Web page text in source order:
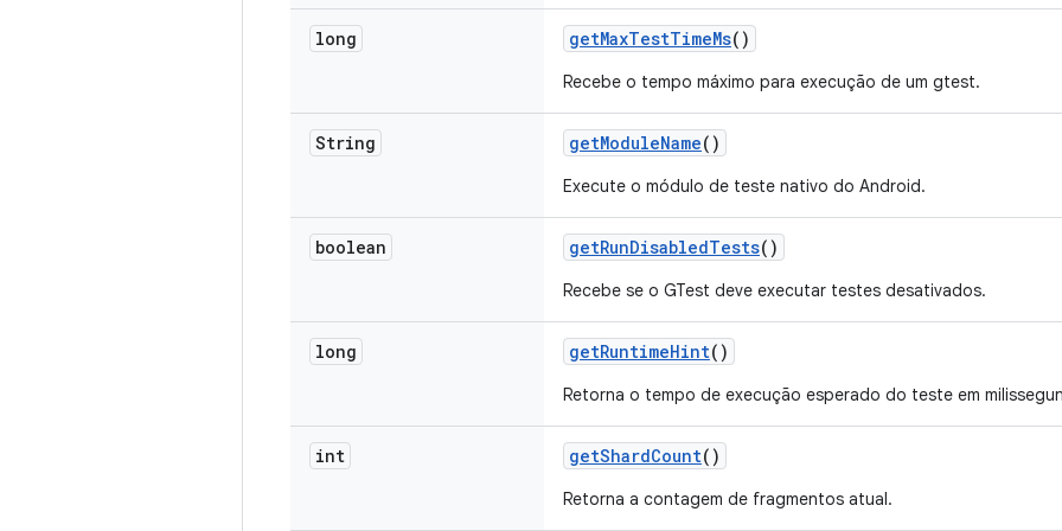
long getMaxTestTimeMs()
Recebe o tempo máximo para execução de um gtest.
String getModuleName()
Execute o módulo de teste nativo do Android.
boolean getRunDisabledTests()
Recebe se o GTest deve executar testes desativados.
long getRuntimeHint()
Retorna o tempo de execução esperado do teste em
int getShardCount()
Retorna a contagem de fragmentos atual.